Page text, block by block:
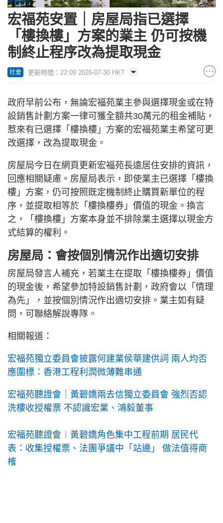
宏福苑安置｜房屋局指已選擇
「樓換樓」方案的業主 仍可按機
制終止程序改為提取現金
社會 更新時間：22:09 2026-07-30 HKT
政府早前公布，無論宏福苑業主參與選擇現金或在特
設銷售計劃方案一律可獲全額共30萬元的租金補貼，
惹來有已選擇「樓換樓」方案的宏福苑業主希望可更
改選擇，改為提取現金。
房屋局今日在網頁更新宏福苑長遠居住安排的資訊，
回應相關疑慮。房屋局表示，即使業主已選擇「樓換
樓」方案，仍可按照既定機制終止購買新單位的程
序，並提取相等於「樓換樓券」價值的現金。換言
之，「樓換樓」方案本身並不排除業主選擇以現金方
式結算的權利。
房屋局：會按個別情況作出適切安排
房屋局發言人補充，若業主在提取「樓換樓券」價值
的現金後，希望參加特設銷售計劃，政府會以「情理
為先」，並按個別情況作出適切安排。業主如有疑
問，可聯絡解說專隊。
相關報道：
宏福苑獨立委員會披露何建業侯華建供詞 兩人均否
應圍標：香港工程利潤微薄難串通
宏福苑聽證會｜黃碧嬌兩去信獨立委員會 強烈否認
洗樓收授權票 不認識宏業、鴻毅董事
宏福苑聽證會︱黃碧嬌角色集中工程前期 居民代
表：收集授權票、法團爭議中「站邊」 做法值得商
榷